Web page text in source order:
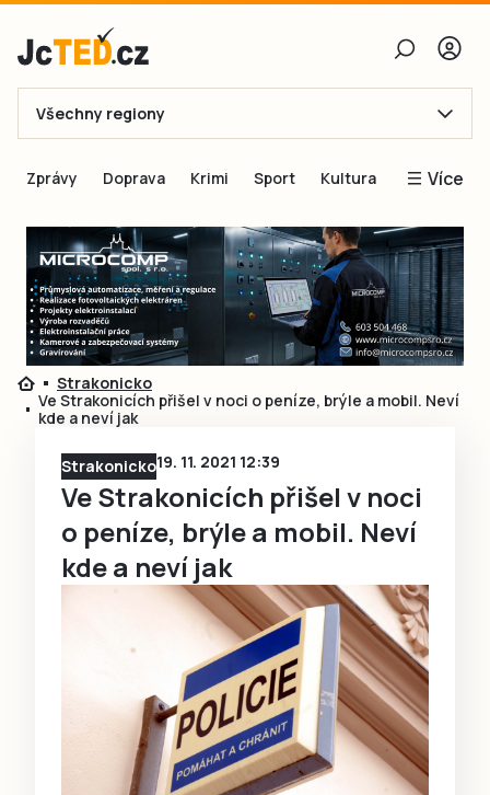
E-mail
Obnovit heslo
Přihlásit se
Přihlásit se přes Facebook
Ještě nemám účet, chci seRegistrovat
Všechny regiony
Zprávy Doprava Krimi Sport Kultura Více
Blogy
Inspirace
Čtenáři píší
Speciální přílohy
Inzerce
Strakonicko
Ve Strakonicích přišel v noci o peníze, brýle a mobil. Neví
kde a neví jak
Strakonicko19. 11. 2021 12:39
Ve Strakonicích přišel v noci
o peníze, brýle a mobil. Neví
kde a neví jak